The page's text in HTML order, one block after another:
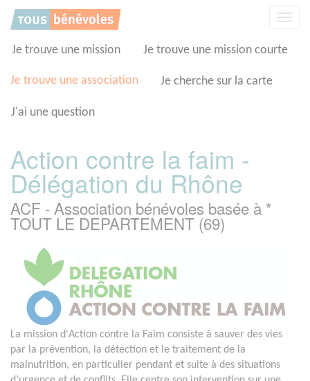
Je trouve une mission Je trouve une mission courte
Je trouve une association Je cherche sur la carte
J'ai une question
Action contre la faim -
Délégation du Rhône
ACF - Association bénévoles basée à *
TOUT LE DEPARTEMENT (69)
La mission d'Action contre la Faim consiste à sauver des vies
par la prévention, la détection et le traitement de la
malnutrition, en particulier pendant et suite à des situations
Panneau de gestion des cookies